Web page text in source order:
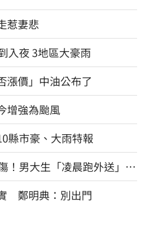
惹妻悲
入夜 3地區大豪雨
漲價」中油公布了
增強為颱風
縣市豪、大雨特報
！男大生「凌晨跑外送」挨
鄭明典：別出門